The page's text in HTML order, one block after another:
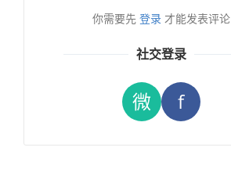
你需要先 登录 才能发表评论
社交登录
微 f